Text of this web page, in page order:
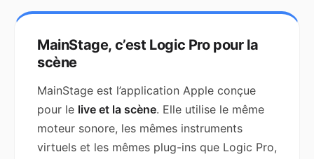
MainStage, c’est Logic Pro pour la
scène
MainStage est l’application Apple conçue
pour le live et la scène. Elle utilise le même
moteur sonore, les mêmes instruments
virtuels et les mêmes plug-ins que Logic Pro,